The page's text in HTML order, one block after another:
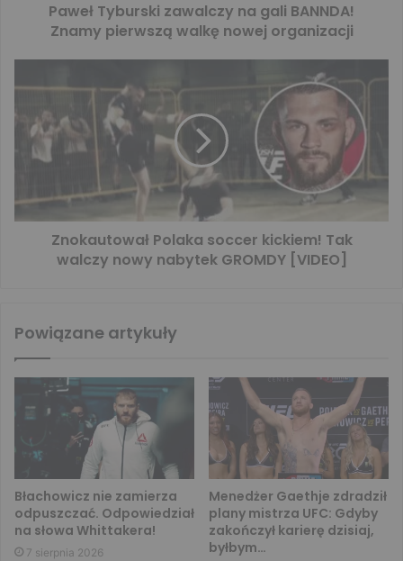
Paweł Tyburski zawalczy na gali BANNDA!
Znamy pierwszą walkę nowej organizacji
Znokautował Polaka soccer kickiem! Tak
walczy nowy nabytek GROMDY [VIDEO]
Powiązane artykuły
Błachowicz nie zamierza
odpuszczać. Odpowiedział
na słowa Whittakera!
7 sierpnia 2026
Menedżer Gaethje zdradził
plany mistrza UFC: Gdyby
zakończył karierę dzisiaj,
byłbym…